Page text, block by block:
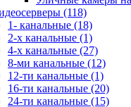
(118)
1- канальные (18)
2-х канальные (1)
4-х канальные (27)
8-ми канальные (12)
12-ти канальные (1)
16-ти канальные (20)
24-ти канальные (15)